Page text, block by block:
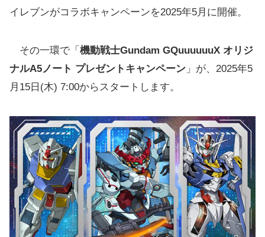
イレブンがコラボキャンペーンを2025年5月に開催。
その一環で「 機動戦士Gundam GQuuuuuuX オリジ
ナルA5ノート プレゼントキャンペーン 」が、2025年5
月15日(木) 7:00からスタートします。